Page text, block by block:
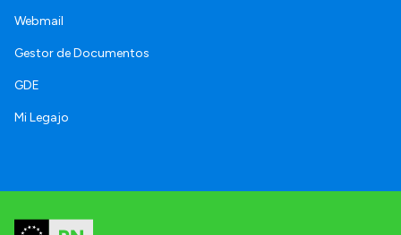
Webmail
Gestor de Documentos
GDE
Mi Legajo